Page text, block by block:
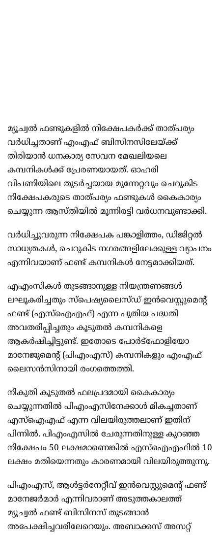
മ്യൂച്വല്‍ ഫണ്ടുകളില്‍ നിക്ഷേപകർക്ക് താത്പര്യം
വർധിച്ചതാണ് എംഎഫ് ബിസിനസിലേയ്ക്ക്
തിരിയാൻ ധനകാര്യ സേവന മേഖലിയലെ
കമ്പനികള്‍ക്ക് പ്രേരണയായത്. ഓഹരി
വിപണിയിലെ തുടർച്ചയായ മുന്നേറ്റവും ചെറുകിട
നിക്ഷേപകരുടെ താത്പര്യം ഫണ്ടുകള്‍ കൈകാര്യം
ചെയ്യുന്ന ആസ്തിയില്‍ മൂന്നിരട്ടി വർധനവുണ്ടാക്കി.
വർധിച്ചുവരുന്ന നിക്ഷേപക പങ്കാളിത്തം, ഡിജിറ്റല്‍
സാധ്യതകള്‍, ചെറുകിട നഗരങ്ങളിലേക്കുള്ള വ്യാപനം
എന്നിവയാണ് ഫണ്ട് കമ്പനികള്‍ നേട്ടമാക്കിയത്.
എഎംസികള്‍ തുടങ്ങാനുള്ള നിയന്ത്രണങ്ങള്‍
ലഘൂകരിച്ചതും സ്പെഷ്യലൈസ്ഡ് ഇൻവെസ്റ്റുമെന്റ്
ഫണ്ട് (എസ്‌ഐഎഫ്) എന്ന പുതിയ പദ്ധതി
അവതരിപ്പിച്ചതും കൂടുതല്‍ കമ്പനികളെ
ആകർഷിച്ചിട്ടുണ്ട്. ഇതോടെ പോർട്ഫോളിയോ
മാനേജുമെന്റ് (പിഎംഎസ്) കമ്പനികളും എംഎഫ്
ലൈസൻസിനായി രംഗത്തെത്തി.
നികുതി കൂടുതല്‍ ഫലപ്രദമായി കൈകാര്യം
ചെയ്യുന്നതില്‍ പിഎംഎസിനേക്കാള്‍ മികച്ചതാണ്
എസ്‌ഐഎഫ് എന്ന വിലയിരുത്തലാണ് ഇതിന്
പിന്നില്‍. പിഎംഎസില്‍ ചേരുന്നതിനുള്ള കുറഞ്ഞ
നിക്ഷേപം 50 ലക്ഷമാണെങ്കില്‍ എസ്‌ഐഎഫില്‍ 10
ലക്ഷം മതിയെന്നതും കാരണമായി വിലയിരുത്തുന്നു.
പിഎംഎസ്, ആള്‍ട്ടർനേറ്റീവ് ഇൻവെസ്റ്റുമെന്റ് ഫണ്ട്
മാനേജർമാർ എന്നിവരാണ് അടുത്തകാലത്ത്
മ്യൂച്വല്‍ ഫണ്ട് ബിസിനസ് തുടങ്ങാൻ
അപേക്ഷിച്ചവരിലേറെയും. അബാക്കസ് അസറ്റ്